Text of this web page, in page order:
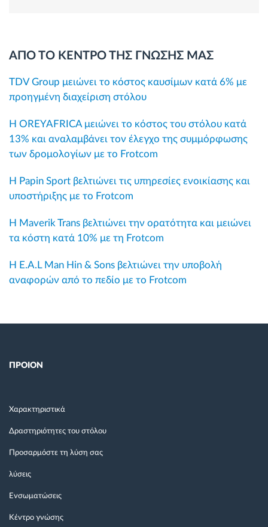
ΑΠΟ ΤΟ ΚΕΝΤΡΟ ΤΗΣ ΓΝΩΣΗΣ ΜΑΣ
TDV Group μειώνει το κόστος καυσίμων κατά 6% με
προηγμένη διαχείριση στόλου
Η OREYAFRICA μειώνει το κόστος του στόλου κατά
13% και αναλαμβάνει τον έλεγχο της συμμόρφωσης
των δρομολογίων με το Frotcom
Η Papin Sport βελτιώνει τις υπηρεσίες ενοικίασης και
υποστήριξης με το Frotcom
Η Maverik Trans βελτιώνει την ορατότητα και μειώνει
τα κόστη κατά 10% με τη Frotcom
Η E.A.L Man Hin & Sons βελτιώνει την υποβολή
αναφορών από το πεδίο με το Frotcom
ΠΡΟΙΟΝ
Χαρακτηριστικά
Δραστηριότητες του στόλου
Προσαρμόστε τη λύση σας
λύσεις
Ενσωματώσεις
Κέντρο γνώσης